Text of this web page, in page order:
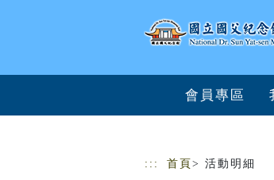
會員專區
::: 首頁 > 活動明細